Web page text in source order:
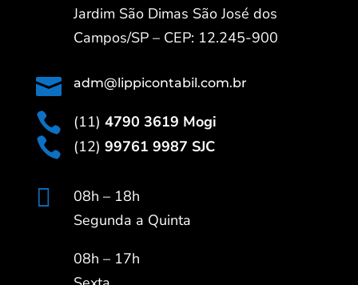
Jardim São Dimas São José dos
Campos/SP – CEP: 12.245-900
 adm@lippicontabil.com.br
 (11) 4790 3619 Mogi
 (12) 99761 9987 SJC

08h – 18h
Segunda a Quinta
08h – 17h